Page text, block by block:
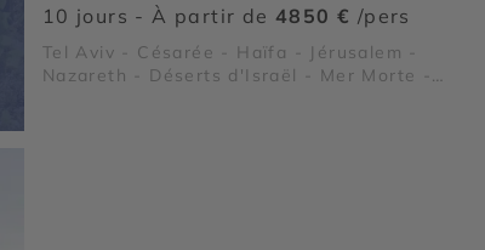
10 jours - À partir de 4850 € /pers
Tel Aviv - Césarée - Haïfa - Jérusalem -
Nazareth - Déserts d'Israël - Mer Morte -